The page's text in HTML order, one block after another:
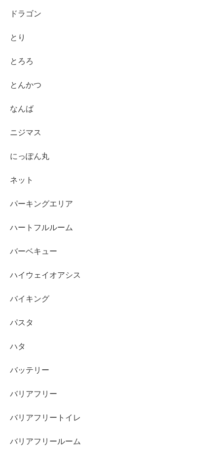
ドラゴン
とり
とろろ
とんかつ
なんば
ニジマス
にっぽん丸
ネット
パーキングエリア
ハートフルルーム
バーベキュー
ハイウェイオアシス
バイキング
パスタ
ハタ
バッテリー
バリアフリー
バリアフリートイレ
バリアフリールーム